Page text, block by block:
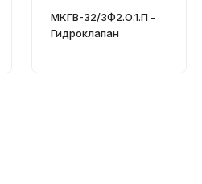
МКГВ-32/3Ф2.О.1.П -
Гидроклапан